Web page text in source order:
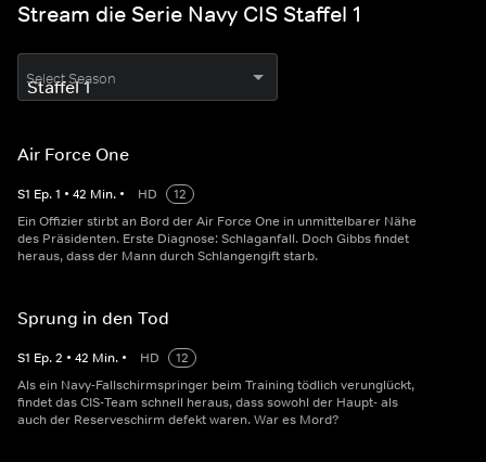
Stream die Serie Navy CIS Staffel 1
Select Season
Air Force One
S1 Ep.1 • 42 Min. • HD
12
Ein Offizier stirbt an Bord der Air Force One in unmittelbarer Nähe
des Präsidenten. Erste Diagnose: Schlaganfall. Doch Gibbs findet
heraus, dass der Mann durch Schlangengift starb.
Sprung in den Tod
S1 Ep.2 • 42 Min. • HD
12
Als ein Navy-Fallschirmspringer beim Training tödlich verunglückt,
findet das CIS-Team schnell heraus, dass sowohl der Haupt- als
auch der Reserveschirm defekt waren. War es Mord?